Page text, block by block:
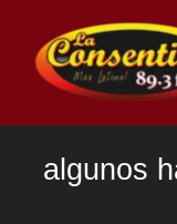
contenido
algunos